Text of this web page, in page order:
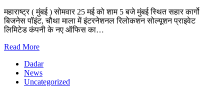
महाराष्ट्र ( मुंबई ) सोमवार 25 मई को शाम 5 बजे मुंबई स्थित सहार कार्गो
बिजनेस पॉइंट, चौथा माला में इंटरनेशनल रिलोकशन सोल्यूशन प्राइवेट
लिमिटेड कंपनी के नए ऑफिस का…
Read More
Dadar
News
Uncategorized